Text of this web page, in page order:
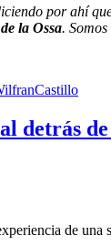
por ahí
la Ossa.
detrás
de